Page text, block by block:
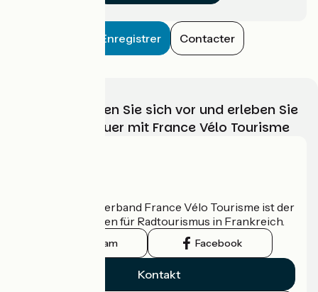
Enregistrer Contacter
Wählen, bereiten Sie sich vor und erleben Sie
Ihr Radabenteuer mit France Vélo Tourisme
Der nationale Verband France Vélo Tourisme ist der
offizielle Leitfaden für Radtourismus in Frankreich.
Instagram Facebook
Kontakt